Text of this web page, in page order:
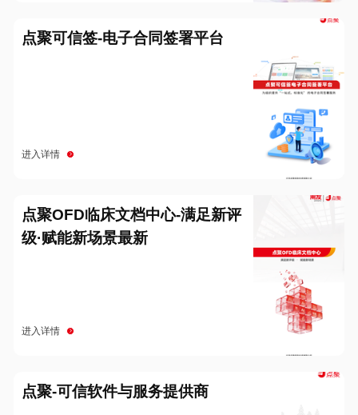
点聚可信签-电子合同签署平台
进入详情
点聚OFD临床文档中心-满足新评
级·赋能新场景最新
进入详情
点聚-可信软件与服务提供商